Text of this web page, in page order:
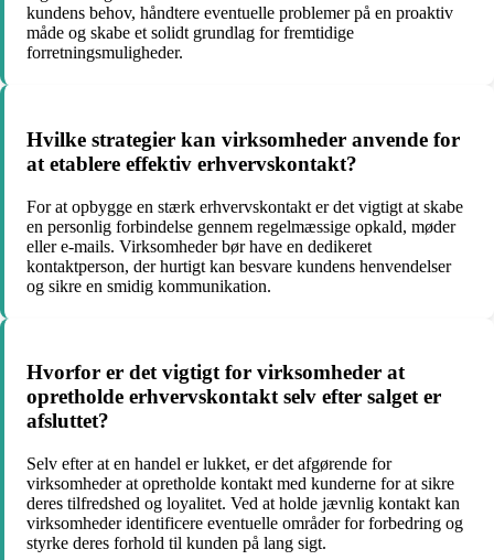
kundens behov, håndtere eventuelle problemer på en proaktiv
måde og skabe et solidt grundlag for fremtidige
forretningsmuligheder.
Hvilke strategier kan virksomheder anvende for
at etablere effektiv erhvervskontakt?
For at opbygge en stærk erhvervskontakt er det vigtigt at skabe
en personlig forbindelse gennem regelmæssige opkald, møder
eller e-mails. Virksomheder bør have en dedikeret
kontaktperson, der hurtigt kan besvare kundens henvendelser
og sikre en smidig kommunikation.
Hvorfor er det vigtigt for virksomheder at
opretholde erhvervskontakt selv efter salget er
afsluttet?
Selv efter at en handel er lukket, er det afgørende for
virksomheder at opretholde kontakt med kunderne for at sikre
deres tilfredshed og loyalitet. Ved at holde jævnlig kontakt kan
virksomheder identificere eventuelle områder for forbedring og
styrke deres forhold til kunden på lang sigt.